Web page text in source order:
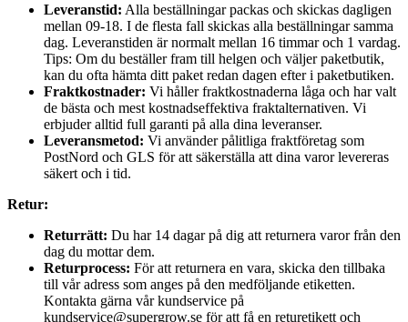
Leveranstid: Alla beställningar packas och skickas dagligen
mellan 09-18. I de flesta fall skickas alla beställningar samma
dag. Leveranstiden är normalt mellan 16 timmar och 1 vardag.
Tips: Om du beställer fram till helgen och väljer paketbutik,
kan du ofta hämta ditt paket redan dagen efter i paketbutiken.
Fraktkostnader: Vi håller fraktkostnaderna låga och har valt
de bästa och mest kostnadseffektiva fraktalternativen. Vi
erbjuder alltid full garanti på alla dina leveranser.
Leveransmetod: Vi använder pålitliga fraktföretag som
PostNord och GLS för att säkerställa att dina varor levereras
säkert och i tid.
Retur:
Returrätt: Du har 14 dagar på dig att returnera varor från den
dag du mottar dem.
Returprocess: För att returnera en vara, skicka den tillbaka
till vår adress som anges på den medföljande etiketten.
Kontakta gärna vår kundservice på
kundservice@supergrow.se för att få en returetikett och